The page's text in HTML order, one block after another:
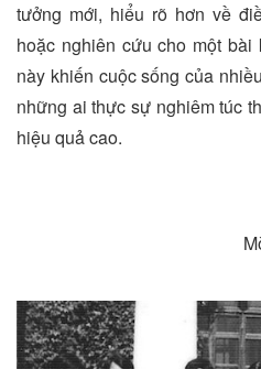
tưởng mới, hiểu rõ hơn về
hoặc nghiên cứu cho một
này khiến cuộc sống của
những ai thực sự nghiêm túc
hiệu quả cao.